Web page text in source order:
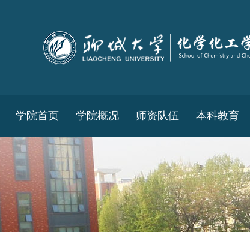
学院首页 学院概况 师资队伍 本科教育
教务工作